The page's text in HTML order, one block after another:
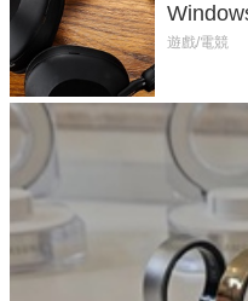
飛行超
遊戲/電競